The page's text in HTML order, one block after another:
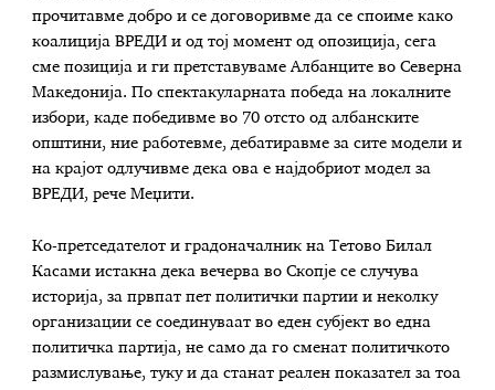
прочитавме добро и се договоривме да се споиме како
коалиција ВРЕДИ и од тој момент од опозиција, сега
сме позиција и ги претставуваме Албанците во Северна
Македонија. По спектакуларната победа на локалните
избори, каде победивме во 70 отсто од албанските
општини, ние работевме, дебатиравме за сите модели и
на крајот одлучивме дека ова е најдобриот модел за
ВРЕДИ, рече Меџити.
Ко-претседателот и градоначалник на Тетово Билал
Касами истакна дека вечерва во Скопје се случува
историја, за првпат пет политички партии и неколку
организации се соединуваат во еден субјект во една
политичка партија, не само да го сменат политичкото
размислување, туку и да станат реален показател за тоа